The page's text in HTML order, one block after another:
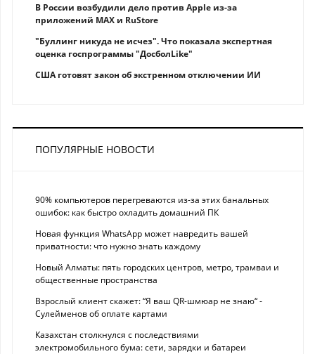
В России возбудили дело против Apple из-за
приложений MAX и RuStore
"Буллинг никуда не исчез". Что показала экспертная
оценка госпрограммы "ДосболLike"
США готовят закон об экстренном отключении ИИ
ПОПУЛЯРНЫЕ НОВОСТИ
90% компьютеров перегреваются из-за этих банальных
ошибок: как быстро охладить домашний ПК
Новая функция WhatsApp может навредить вашей
приватности: что нужно знать каждому
Новый Алматы: пять городских центров, метро, трамваи и
общественные пространства
Взрослый клиент скажет: “Я ваш QR-шмюар не знаю“ -
Сулейменов об оплате картами
Казахстан столкнулся с последствиями
электромобильного бума: сети, зарядки и батареи